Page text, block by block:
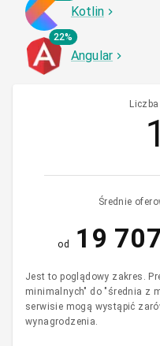
Kotlin
22%
Angular
Średnie
od 19 707
Jest to poglądowy zakres.
minimalnych" do "średnia z
serwisie mogą wystąpić
wynagrodzenia.